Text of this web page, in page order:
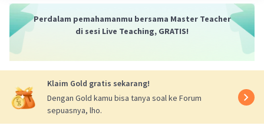
Perdalam pemahamanmu bersama Master Teacher
di sesi Live Teaching, GRATIS!
Klaim Gold gratis sekarang!
Dengan Gold kamu bisa tanya soal ke Forum
sepuasnya, lho.